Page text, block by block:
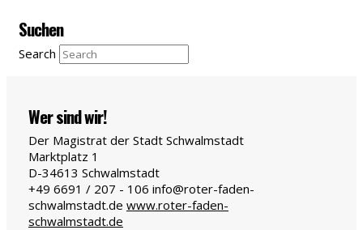
Suchen
Search
Wer sind wir!
Der Magistrat der Stadt Schwalmstadt
Marktplatz 1
D-34613 Schwalmstadt
+49 6691 / 207 - 106 info@roter-faden-
schwalmstadt.de www.roter-faden-
schwalmstadt.de